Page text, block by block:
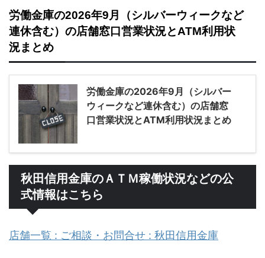
労働金庫の2026年9月（シルバーウィークなど
連休含む）の店舗窓口営業状況とATM利用状
況まとめ
労働金庫の2026年9月（シルバー
ウィークなど連休含む）の店舗窓
口営業状況とATM利用状況まとめ
秋田信用金庫のＡＴＭ稼働状況などの公
式情報はこちら
店舗一覧 : ご相談・お問合せ : 秋田信用金庫